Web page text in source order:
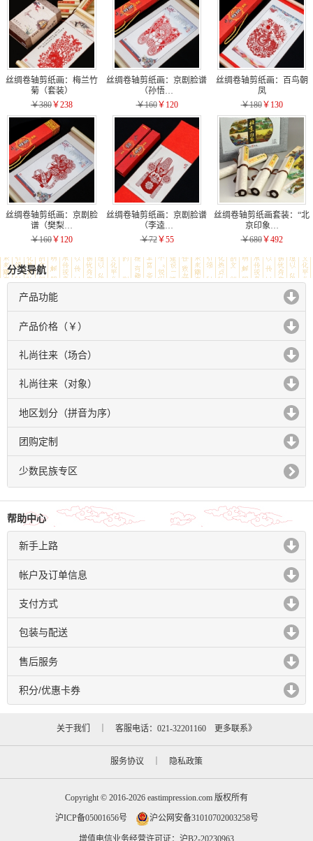
丝绸卷轴剪纸画：梅兰竹
菊（套装）
￥380￥238
丝绸卷轴剪纸画：京剧脸谱
（孙悟…
￥160￥120
丝绸卷轴剪纸画：百鸟朝
凤
￥180￥130
丝绸卷轴剪纸画：京剧脸
谱（樊梨…
￥160￥120
丝绸卷轴剪纸画：京剧脸谱
（李逵…
￥72￥55
丝绸卷轴剪纸画套装：“北
京印象…
￥680￥492
分类导航
产品功能
click to expand contents
产品价格（￥）
click to expand contents
礼尚往来（场合）
click to expand contents
礼尚往来（对象）
click to expand contents
地区划分（拼音为序）
click to expand contents
团购定制
click to expand contents
少数民族专区
帮助中心
新手上路
click to expand contents
帐户及订单信息
click to expand contents
支付方式
click to expand contents
包装与配送
click to expand contents
售后服务
click to expand contents
积分/优惠卡券
click to expand contents
关于我们 ｜ 客服电话：021-32201160 更多联系》
服务协议 隐私政策
Copyright © 2016-2026 eastimpression.com 版权所有
沪ICP备05001656号 沪公网安备31010702003258号
增值电信业务经营许可证：沪B2-20230963